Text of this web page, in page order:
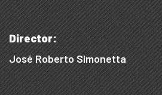
Director:
José Roberto Simonetta